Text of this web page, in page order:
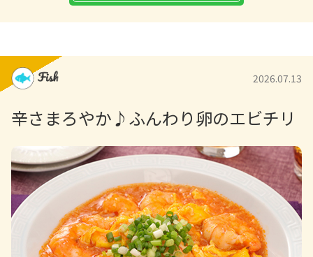
【A】
しょうゆ…大さじ1
みそ…大さじ1
砂糖…大さじ1
顆粒鶏がらスープの素…小さじ1
2026.07.13
辛さまろやか♪ふんわり卵のエビチリ